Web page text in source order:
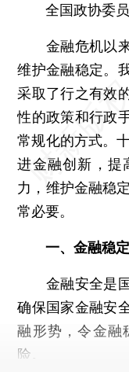
全国政协委员
金融危机以来
维护金融稳定。
采取了行之有效
性的政策和行政
常规化的方式。
进金融创新，提
力，维护金融稳
常必要。
一、金融稳
金融安全是国
确保国家金融安
融形势，令金融
险。